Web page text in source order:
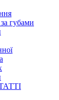
губами